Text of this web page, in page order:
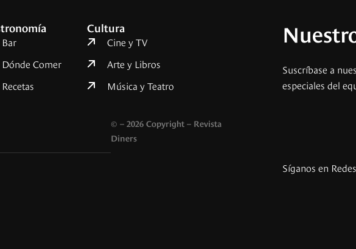
Bar
Dónde Comer
Recetas
Cultura
Cine y TV
Arte y Libros
Música y Teatro
© – 2026 Copyright – Revista
Diners
Suscríbase a
especiales del
Síganos en Redes